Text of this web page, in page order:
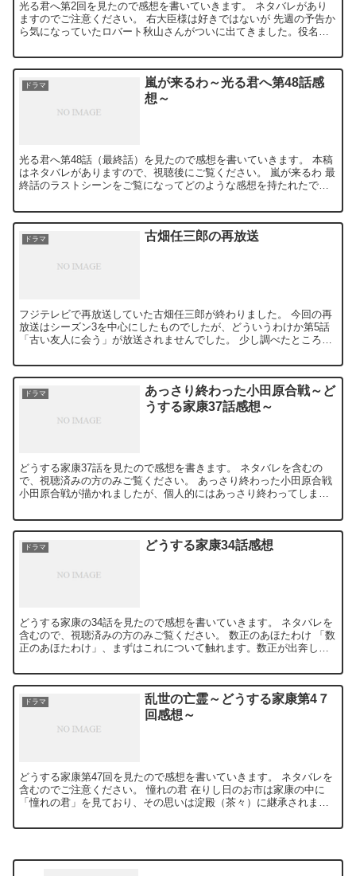
光る君へ第2回を見たので感想を書いていきます。 ネタバレがあり
ますのでご注意ください。 右大臣様は好きではないが 先週の予告か
ら気になっていたロバート秋山さんがついに出てきました。役名は
ドラマ
嵐が来るわ～光る君へ第48話感
想～
光る君へ第48話（最終話）を見たので感想を書いていきます。 本稿
はネタバレがありますので、視聴後にご覧ください。 嵐が来るわ 最
終話のラストシーンをご覧になってどのような感想を持たれたでし
ドラマ 古畑任三郎の再放送
フジテレビで再放送していた古畑任三郎が終わりました。 今回の再
放送はシーズン3を中心にしたものでしたが、どういうわけか第5話
「古い友人に会う」が放送されませんでした。 少し調べたところ、
ドラマ
あっさり終わった小田原合戦～ど
うする家康37話感想～
どうする家康37話を見たので感想を書きます。 ネタバレを含むの
で、視聴済みの方のみご覧ください。 あっさり終わった小田原合戦
小田原合戦が描かれましたが、個人的にはあっさり終わってしまっ
ドラマ どうする家康34話感想
どうする家康の34話を見たので感想を書いていきます。 ネタバレを
含むので、視聴済みの方のみご覧ください。 数正のあほたわけ 「数
正のあほたわけ」、まずはこれについて触れます。数正が出奔した
ドラマ
乱世の亡霊～どうする家康第4７
回感想～
どうする家康第47回を見たので感想を書いていきます。 ネタバレを
含むのでご注意ください。 憧れの君 在りし日のお市は家康の中に
「憧れの君」を見ており、その思いは淀殿（茶々）に継承されま